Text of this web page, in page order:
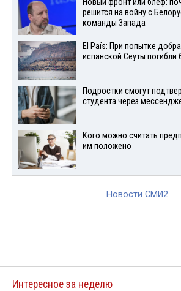
решится на войну с
команды Запада
El País: При попытке
испанской Сеуты погибли
Подростки смогут
студента через
Кого можно считать
им положено
Новости СМИ2
Интересное за неделю